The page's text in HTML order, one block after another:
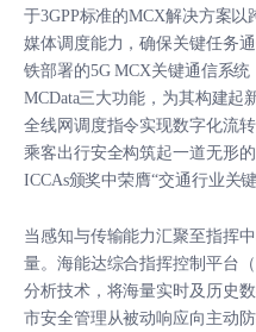
于3GPP标准的MCX解决方案
媒体调度能力，确保关键任务
铁部署的5G MCX关键通信系统
MCData三大功能，为其构建起
全线网调度指令实现数字化流
乘客出行安全构筑起一道无形
ICCAs颁奖中荣膺“交通行业关
当感知与传输能力汇聚至指挥
量。海能达综合指挥控制平台
分析技术，将海量实时及历史
市安全管理从被动响应向主动